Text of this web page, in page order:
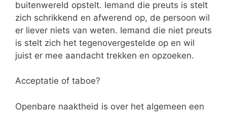
buitenwereld opstelt. Iemand die preuts is stelt
zich schrikkend en afwerend op, de persoon wil
er liever niets van weten. Iemand die niet preuts
is stelt zich het tegenovergestelde op en wil
juist er mee aandacht trekken en opzoeken.
Acceptatie of taboe?
Openbare naaktheid is over het algemeen een